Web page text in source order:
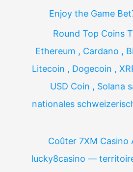
Enjoy the Game
Round Top Coins
Ethereum , Cardano ,
Litecoin , Dogecoin ,
USD Coin , Solana
nationales
Coûter 7XM Casino
lucky8casino —